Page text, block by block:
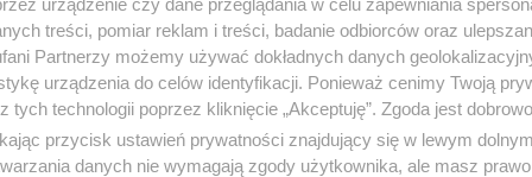
krajów muzułmańskich i to źle że tak robił ale
więc po pierwsze wizy były ograniczone czasowo a
wniosek o wizę a dodatkowo służby miały dane
to łatwo ich odesłać. Nie ma dowodów na to że ci
Polsce, to strona niemiecka ma obowiązek
treści, pomiar reklam i treści, badanie odbiorców oraz
Partnerzy możemy używać dokładnych danych
urządzenia do celów identyfikacji. Ponieważ cenimy Twoją
tych technologii poprzez kliknięcie „Akceptuję”. Zgoda jest
przycisk ustawień prywatności znajdujący się w lewym
danych nie wymagają zgody użytkownika, ale masz